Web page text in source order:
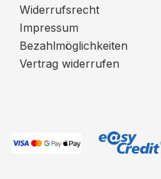
Widerrufsrecht
Impressum
Bezahlmöglichkeiten
Vertrag widerrufen